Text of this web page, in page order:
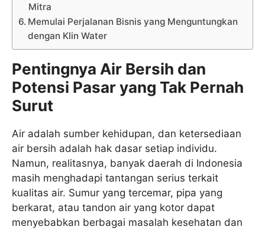
Mitra
Memulai Perjalanan Bisnis yang Menguntungkan
dengan Klin Water
Pentingnya Air Bersih dan
Potensi Pasar yang Tak Pernah
Surut
Air adalah sumber kehidupan, dan ketersediaan
air bersih adalah hak dasar setiap individu.
Namun, realitasnya, banyak daerah di Indonesia
masih menghadapi tantangan serius terkait
kualitas air. Sumur yang tercemar, pipa yang
berkarat, atau tandon air yang kotor dapat
menyebabkan berbagai masalah kesehatan dan